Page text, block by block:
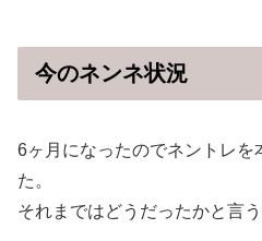
今のネンネ状況
6ヶ月になったのでネントレを
た。
それまではどうだったかと言う